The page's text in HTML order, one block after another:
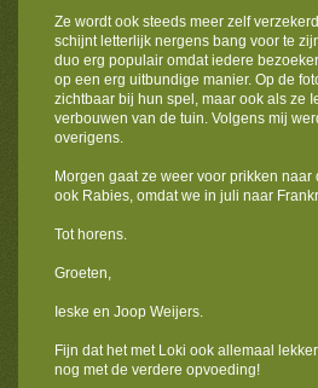
Ze wordt ook steeds meer zelf
schijnt letterlijk nergens bang voor te
duo erg populair omdat iedere
op een erg uitbundige manier. Op de
zichtbaar bij hun spel, maar ook als ze
verbouwen van de tuin. Volgens mij
overigens.
Morgen gaat ze weer voor prikken
ook Rabies, omdat we in juli naar
Tot horens.
Groeten,
Ieske en Joop Weijers.
Fijn dat het met Loki ook allemaal
nog met de verdere opvoeding!